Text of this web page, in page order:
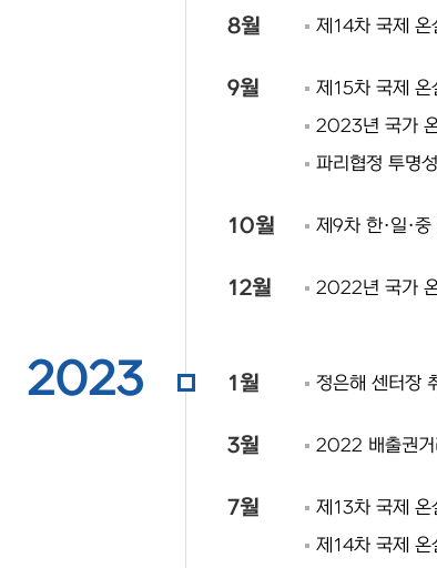
8월 제14차 국제 온
9월
제15차 국제 온
2023년 국가
파리협정 투명
10월 제9차 한·일·
12월 2022년 국가
2023 1월 정은해 센터장
3월 2022 배출권거
7월
제13차 국제 온
제14차 국제 온